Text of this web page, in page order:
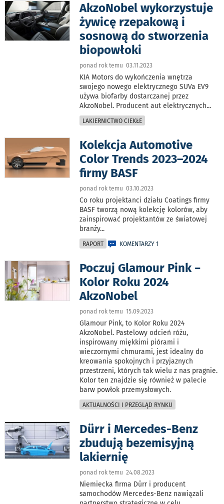
AkzoNobel wykorzystuje
żywicę rzepakową i
sosnową do stworzenia
biopowłoki
ponad rok temu 03.11.2023
KIA Motors do wykończenia wnętrza
swojego nowego elektrycznego SUVa EV9
używa biofarby dostarczanej przez
AkzoNobel. Producent aut elektrycznych...
LAKIERNICTWO CIEKŁE
Kolekcja Automotive
Color Trends 2023–2024
firmy BASF
ponad rok temu 03.10.2023
Co roku projektanci działu Coatings firmy
BASF tworzą nową kolekcję kolorów, aby
zainspirować projektantów ze światowej
branży...
RAPORT KOMENTARZY 1
Poczuj Glamour Pink −
Kolor Roku 2024
AkzoNobel
ponad rok temu 15.09.2023
Glamour Pink, to Kolor Roku 2024
AkzoNobel. Pastelowy odcień różu,
inspirowany miękkimi piórami i
wieczornymi chmurami, jest idealny do
kreowania spokojnych i przyjaznych
przestrzeni, których tak wielu z nas pragnie.
Kolor ten znajdzie się również w palecie
barw powłok przemysłowych.
AKTUALNOŚCI I PRZEGLĄD RYNKU
Dürr i Mercedes-Benz
zbudują bezemisyjną
lakiernię
ponad rok temu 24.08.2023
Niemiecka firma Dürr i producent
samochodów Mercedes-Benz nawiązali